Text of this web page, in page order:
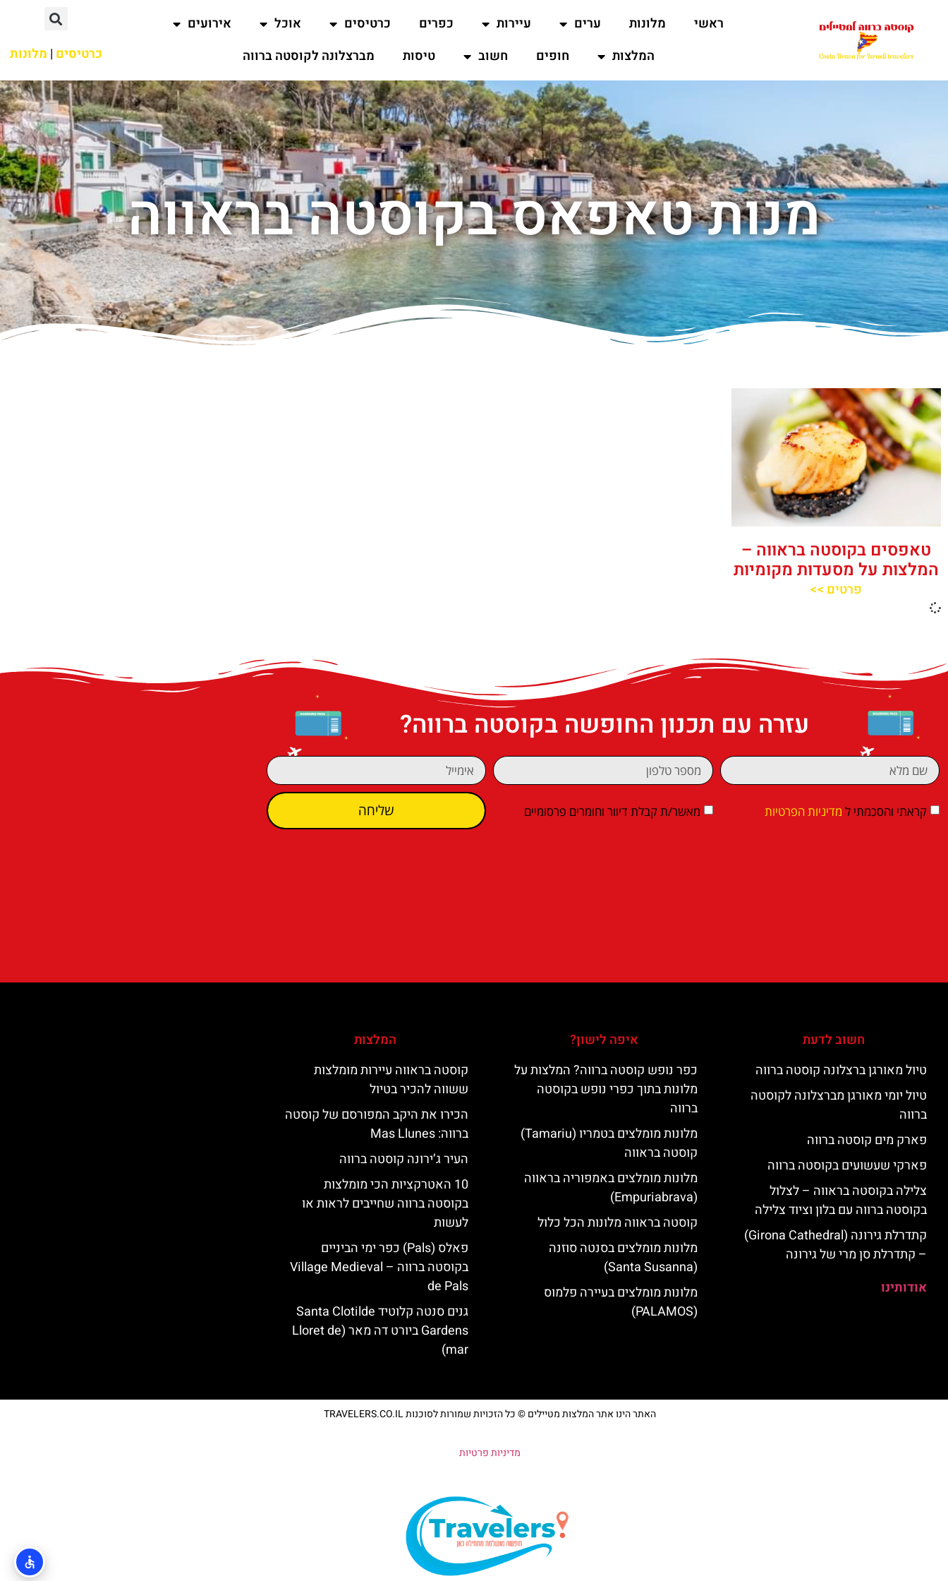
ראשי מלונות ערים עיירות כפרים כרטיסים אוכל
אירועים
המלצות
חופים חשוב טיסות מברצלונה לקוסטה ברווה כרטיסים | מלונות
מנות טאפאס בקוסטה בראווה
טאפסים בקוסטה בראווה –
המלצות על מסעדות מקומיות
פרטים >>
עזרה עם תכנון החופשה בקוסטה ברווה?
קראתי והסכמתי ל מדיניות הפרטיות מאשר/ת קבלת דיוור וחומרים פרסומיים שליחה
חשוב לדעת
טיול מאורגן ברצלונה קוסטה ברווה
טיול יומי מאורגן מברצלונה לקוסטה
ברווה
פארק מים קוסטה ברווה
פארקי שעשועים בקוסטה ברווה
צלילה בקוסטה בראווה – לצלול
בקוסטה ברווה עם בלון וציוד צלילה
קתדרלת גירונה (Girona Cathedral)
– קתדרלת סן מרי של גירונה
אודותינו
איפה לישון?
כפר נופש קוסטה ברווה? המלצות על
מלונות בתוך כפרי נופש בקוסטה
ברווה
מלונות מומלצים בטמריו (Tamariu)
קוסטה בראווה
מלונות מומלצים באמפוריה בראווה
(Empuriabrava)
קוסטה בראווה מלונות הכל כלול
מלונות מומלצים בסנטה סוזנה
(Santa Susanna)
מלונות מומלצים בעיירה פלמוס
(PALAMOS)
המלצות
קוסטה בראווה עיירות מומלצות
ששווה להכיר בטיול
הכירו את היקב המפורסם של קוסטה
ברווה: ‪‪Mas Llunes‬‬
העיר ג’ירונה קוסטה ברווה
10 האטרקציות הכי מומלצות
בקוסטה ברווה שחייבים לראות או
לעשות
פאלס (Pals) כפר ימי הביניים
בקוסטה ברווה – ‪‪Village Medieval
de Pals‬‬
גנים סנטה קלוטיד Santa Clotilde
Gardens ביורט דה מאר (Lloret de
mar)
האתר הינו אתר המלצות מטיילים © כל הזכויות שמורות לסוכנות TRAVELERS.CO.IL
מדיניות פרטיות